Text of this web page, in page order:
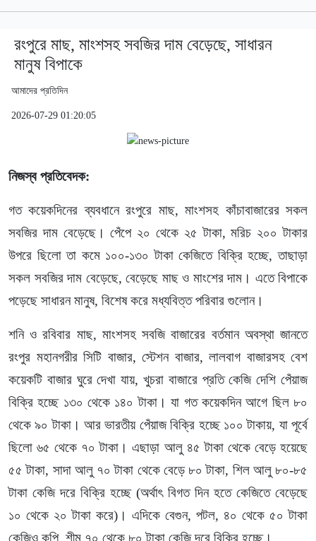
রংপুরে মাছ, মাংশসহ সবজির দাম বেড়েছে, সাধারন
মানুষ বিপাকে
আমাদের প্রতিদিন
2026-07-29 01:20:05
নিজস্ব প্রতিবেদক:
গত কয়েকদিনের ব্যবধানে রংপুরে মাছ, মাংশসহ কাঁচাবাজারের সকল
সবজির দাম বেড়েছে। পেঁপে ২০ থেকে ২৫ টাকা, মরিচ ২০০ টাকার
উপরে ছিলো তা কমে ১০০-১৩০ টাকা কেজিতে বিক্রি হচ্ছে, তাছাড়া
সকল সবজির দাম বেড়েছে, বেড়েছে মাছ ও মাংশের দাম। এতে বিপাকে
পড়েছে সাধারন মানুষ, বিশেষ করে মধ্যবিত্ত পরিবার গুলোন।
শনি ও রবিবার মাছ, মাংশসহ সবজি বাজারের বর্তমান অবস্থা জানতে
রংপুর মহানগরীর সিটি বাজার, স্টেশন বাজার, লালবাগ বাজারসহ বেশ
কয়েকটি বাজার ঘুরে দেখা যায়, খুচরা বাজারে প্রতি কেজি দেশি পেঁয়াজ
বিক্রি হচ্ছে ১৩০ থেকে ১৪০ টাকা। যা গত কয়েকদিন আগে ছিল ৮০
থেকে ৯০ টাকা। আর ভারতীয় পেঁয়াজ বিক্রি হচ্ছে ১০০ টাকায়, যা পূর্বে
ছিলো ৬৫ থেকে ৭০ টাকা। এছাড়া আলু ৪৫ টাকা থেকে বেড়ে হয়েছে
৫৫ টাকা, সাদা আলু ৭০ টাকা থেকে বেড়ে ৮০ টাকা, শিল আলু ৮০-৮৫
টাকা কেজি দরে বিক্রি হচ্ছে (অর্থাৎ বিগত দিন হতে কেজিতে বেড়েছে
১০ থেকে ২০ টাকা করে)। এদিকে বেগুন, পটল, ৪০ থেকে ৫০ টাকা
কেজিও কপি, শীম ৭০ থেকে ৮০ টাকা কেজি দরে বিক্রি হচ্ছে।